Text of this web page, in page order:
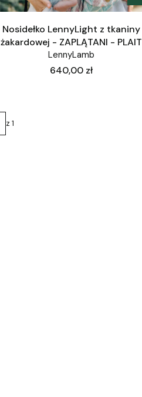
Nosidełko LennyLight z tkaniny
żakardowej - ZAPLĄTANI - PLAIT
LennyLamb
Cena
640,00 zł
z 1